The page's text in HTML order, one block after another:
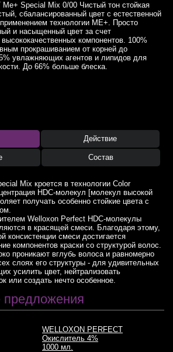
Special Mix 0/00 Чистый тон стойкая
сбалансированный цвет с естественной
технологии МЕ+. Просто
и насыщенный цвет за счет
компонентов. 100%
прокрашиванием от корней до
увлажняющих агентов и липидов для
До 66% больше блеска.
Действие
Состав
Mix кроется в технологии Color
HDC-молекул [молекул высокой
получать особенно стойкие цвета с
Welloxon Perfect HDC-молекулы
в красящей смеси. Благодаря этому,
консистенции смеси достигается
компонентов краски со структурой волос.
проникают вглубь волоса и равномерно
слоях его структуры - для удивительных
усилить цвет, нейтрализовать
или создать нечто особенное.
WELLOXON PERFECT
Окислитель 4%
1000 мл.